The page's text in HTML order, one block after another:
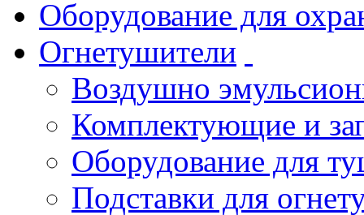
Оборудование для
Огнетушители
Воздушно
Комплектующие и
Оборудование для
Подставки для